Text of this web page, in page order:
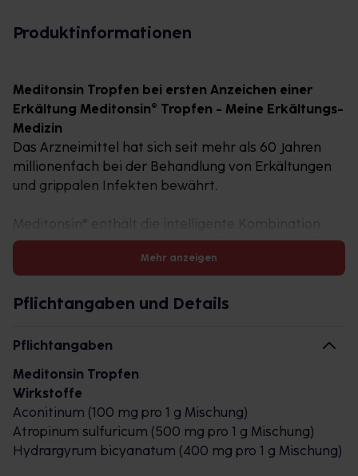
Produktinformationen
Meditonsin Tropfen bei ersten Anzeichen einer
Erkältung Meditonsin® Tropfen - Meine Erkältungs-
Medizin
Das Arzneimittel hat sich seit mehr als 60 Jahren
millionenfach bei der Behandlung von Erkältungen
und grippalen Infekten bewährt.
von drei sich ergänzenden, natürlichen Wirkstoffen
(Tri-Komplex) gegen Erkältung.
Form als Globuli erhältlich.
Erste Anzeichen einer Erkältung? Hier kann
Meditonsin® übermittelt dem Körper gezielt Impulse
zur Aktivierung der körpereigenen
Selbstheilungskräfte. Damit eignet sich Meditonsin®
schon bei den ersten Anzeichen einer Erkältung wie
zum Beispiel Kratzen im Hals oder Kribbeln in der
Mehr anzeigen
Pflichtangaben und Details
Pflichtangaben
Meditonsin Tropfen
Wirkstoffe
Aconitinum (100 mg pro 1 g Mischung)
Atropinum sulfuricum (500 mg pro 1 g Mischung)
Hydrargyrum bicyanatum (400 mg pro 1 g Mischung)